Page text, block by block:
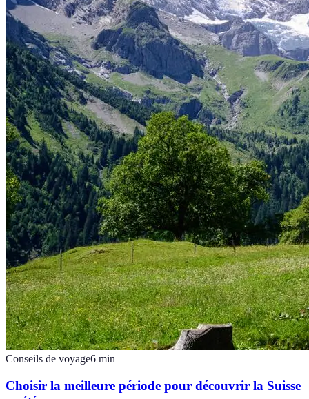
Conseils de voyage6 min
Choisir la meilleure période pour découvrir la Suisse